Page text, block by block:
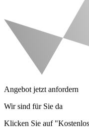
Angebot jetzt anfordern
Wir sind für Sie da
Klicken Sie auf